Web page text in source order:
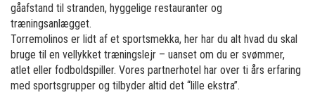
gåafstand til stranden, hyggelige restauranter og
træningsanlægget.
Torremolinos er lidt af et sportsmekka, her har du alt hvad du skal
bruge til en vellykket træningslejr – uanset om du er svømmer,
atlet eller fodboldspiller. Vores partnerhotel har over ti års erfaring
med sportsgrupper og tilbyder altid det “lille ekstra”.